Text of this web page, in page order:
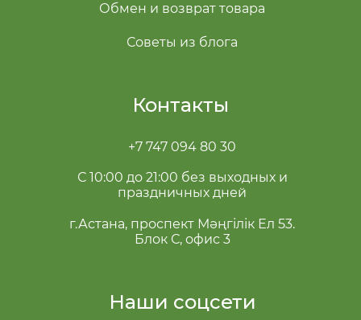
Контакты
Наши соцсети
Обмен и возврат товара
+7 747 094 80 30
С 10:00 до 21:00 без выходных и
праздничных дней
Советы из блога
г.Астана, проспект Мәңгілік Ел 53.
Блок С, офис 3